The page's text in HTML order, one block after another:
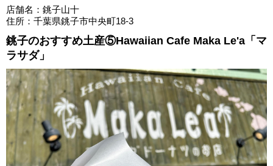
店舗名：銚子山十
住所：千葉県銚子市中央町18-3
銚子のおすすめ土産⑤Hawaiian Cafe Maka Le'a「マ
ラサダ」